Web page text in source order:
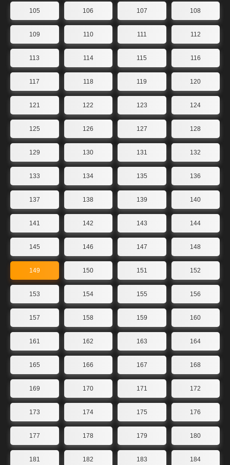
105 106 107 108
109 110 111 112
113 114 115 116
117 118 119 120
121 122 123 124
125 126 127 128
129 130 131 132
133 134 135 136
137 138 139 140
141 142 143 144
145 146 147 148
149 150 151 152
153 154 155 156
157 158 159 160
161 162 163 164
165 166 167 168
169 170 171 172
173 174 175 176
177 178 179 180
181 182 183 184